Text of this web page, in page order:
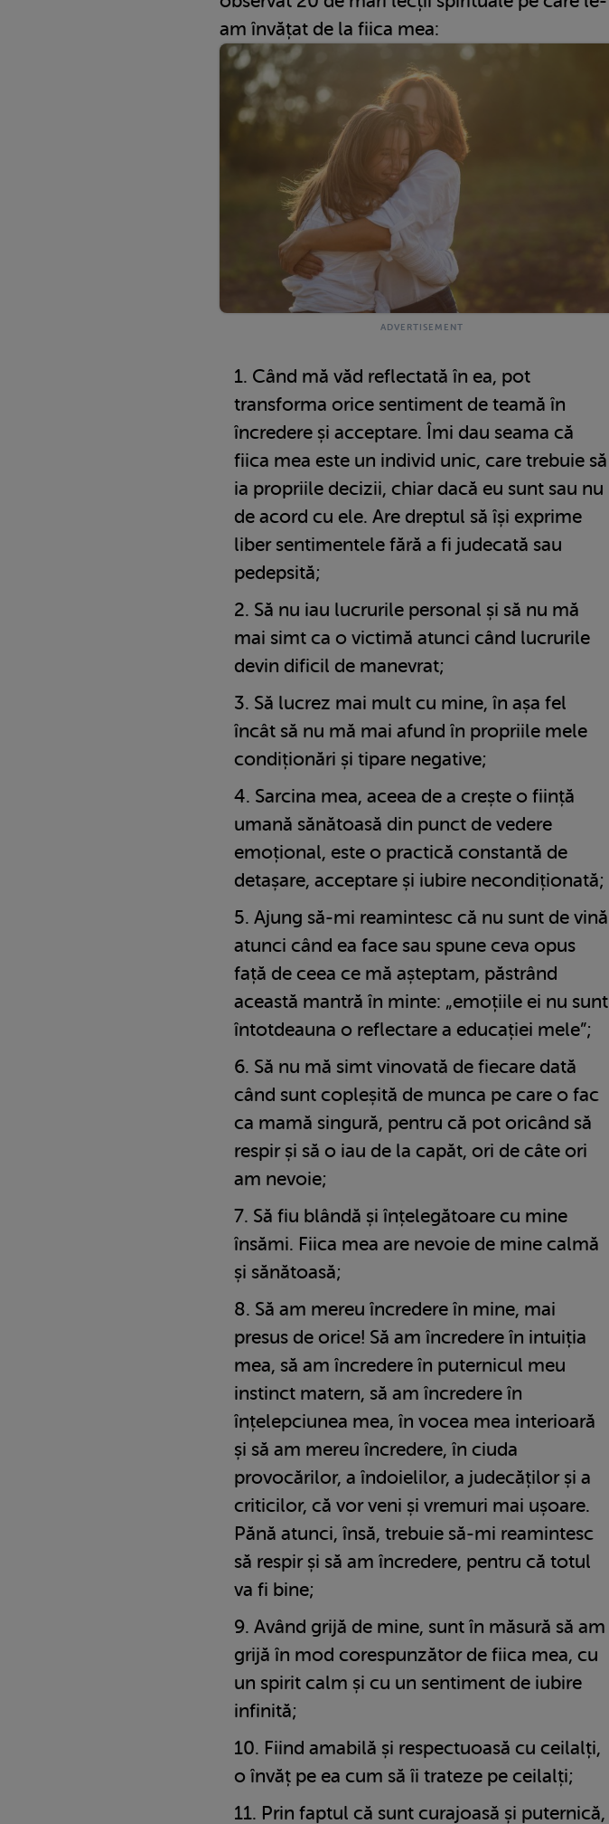
am învățat de la fiica mea:
Când mă văd reflectată în ea, pot
transforma orice sentiment de teamă în
încredere și acceptare. Îmi dau seama că
fiica mea este un individ unic, care trebuie să
ia propriile decizii, chiar dacă eu sunt sau nu
de acord cu ele. Are dreptul să își exprime
liber sentimentele fără a fi judecată sau
pedepsită;
Să nu iau lucrurile personal și să nu mă
mai simt ca o victimă atunci când lucrurile
devin dificil de manevrat;
Să lucrez mai mult cu mine, în așa fel
încât să nu mă mai afund în propriile mele
condiționări și tipare negative;
Sarcina mea, aceea de a crește o ființă
umană sănătoasă din punct de vedere
emoțional, este o practică constantă de
detașare, acceptare și iubire necondiționată;
Ajung să-mi reamintesc că nu sunt de vină
atunci când ea face sau spune ceva opus
față de ceea ce mă așteptam, păstrând
această mantră în minte: „emoțiile ei nu sunt
întotdeauna o reflectare a educației mele”;
Să nu mă simt vinovată de fiecare dată
când sunt copleșită de munca pe care o fac
ca mamă singură, pentru că pot oricând să
respir și să o iau de la capăt, ori de câte ori
am nevoie;
Să fiu blândă și înțelegătoare cu mine
însămi. Fiica mea are nevoie de mine calmă
și sănătoasă;
Să am mereu încredere în mine, mai
presus de orice! Să am încredere în intuiția
mea, să am încredere în puternicul meu
instinct matern, să am încredere în
înțelepciunea mea, în vocea mea interioară
și să am mereu încredere, în ciuda
provocărilor, a îndoielilor, a judecăților și a
criticilor, că vor veni și vremuri mai ușoare.
Pănă atunci, însă, trebuie să-mi reamintesc
să respir și să am încredere, pentru că totul
va fi bine;
Având grijă de mine, sunt în măsură să am
grijă în mod corespunzător de fiica mea, cu
un spirit calm și cu un sentiment de iubire
infinită;
Fiind amabilă și respectuoasă cu ceilalți,
o învăț pe ea cum să îi trateze pe ceilalți;
Prin faptul că sunt curajoasă și puternică,